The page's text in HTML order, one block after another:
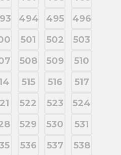
494 495
496
501 502
503
508 509
510
515 516
517
522 523
524
529 530
531
536 537
538